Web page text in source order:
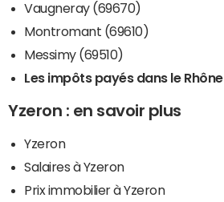
Vaugneray (69670)
Montromant (69610)
Messimy (69510)
Les impôts payés dans le Rhône
Yzeron : en savoir plus
Yzeron
Salaires à Yzeron
Prix immobilier à Yzeron